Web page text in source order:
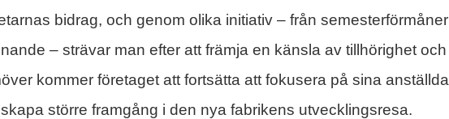
bidrag, och genom olika initiativ – från semesterförmåner
– strävar man efter att främja en känsla av tillhörighet och
kommer företaget att fortsätta att fokusera på sina anställda
större framgång i den nya fabrikens utvecklingsresa.